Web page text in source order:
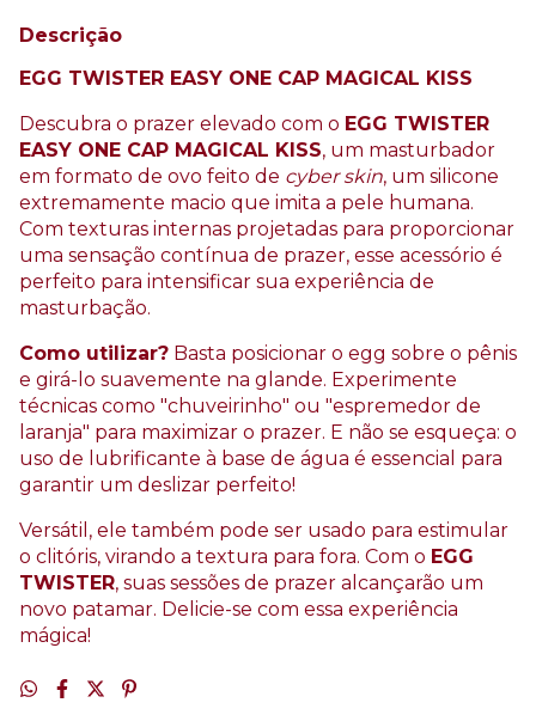
Descrição
EGG TWISTER EASY ONE CAP MAGICAL KISS
Descubra o prazer elevado com o EGG TWISTER
EASY ONE CAP MAGICAL KISS, um masturbador
em formato de ovo feito de cyber skin, um silicone
extremamente macio que imita a pele humana.
Com texturas internas projetadas para proporcionar
uma sensação contínua de prazer, esse acessório é
perfeito para intensificar sua experiência de
masturbação.
Como utilizar? Basta posicionar o egg sobre o pênis
e girá-lo suavemente na glande. Experimente
técnicas como "chuveirinho" ou "espremedor de
laranja" para maximizar o prazer. E não se esqueça: o
uso de lubrificante à base de água é essencial para
garantir um deslizar perfeito!
Versátil, ele também pode ser usado para estimular
o clitóris, virando a textura para fora. Com o EGG
TWISTER, suas sessões de prazer alcançarão um
novo patamar. Delicie-se com essa experiência
mágica!